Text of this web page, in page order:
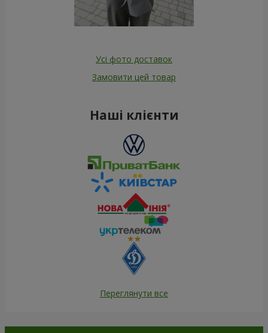
Усі фото доставок
Замовити цей товар
Наші клієнти
Переглянути все